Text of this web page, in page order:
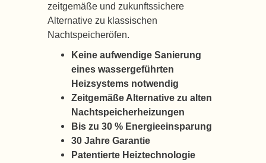
zeitgemäße und zukunftssichere
Alternative zu klassischen
Nachtspeicheröfen.
Keine aufwendige Sanierung
eines wassergeführten
Heizsystems notwendig
Zeitgemäße Alternative zu alten
Nachtspeicherheizungen
Bis zu 30 % Energieeinsparung
30 Jahre Garantie
Patentierte Heiztechnologie